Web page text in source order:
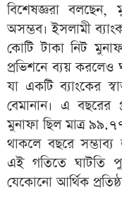
বিশেষজ্ঞরা
অসম্ভব। ইসলামী
কোটি টাকা নিট
প্রভিশনে ব্যয়
যা একটি ব্যাংকের
বেমানান। এ বছরের
মুনাফা ছিল মাত্র
থাকলে বছরে
এই গতিতে ঘাটতি
যেকোনো আর্থিক